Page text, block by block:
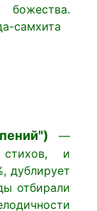
самхита
—
и
дублирует
отбирали